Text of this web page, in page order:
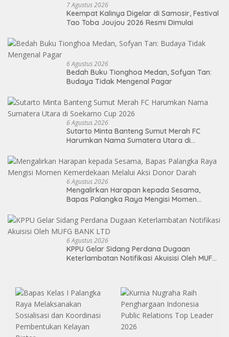
7 Agustus 2026
Keempat Kalinya Digelar di Samosir, Festival
Tao Toba Joujou 2026 Resmi Dimulai
6 Agustus 2026
Bedah Buku Tionghoa Medan, Sofyan Tan:
Budaya Tidak Mengenal Pagar
6 Agustus 2026
Sutarto Minta Banteng Sumut Merah FC
Harumkan Nama Sumatera Utara di
6 Agustus 2026
Mengalirkan Harapan kepada Sesama,
Bapas Palangka Raya Mengisi Momen
6 Agustus 2026
KPPU Gelar Sidang Perdana Dugaan
Keterlambatan Notifikasi Akuisisi Oleh MUFG